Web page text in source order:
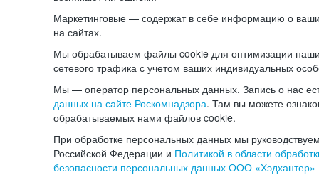
Маркетинговые — содержат в себе информацию о
на сайтах.
Мы обрабатываем файлы cookie для оптимизации
сетевого трафика с учетом ваших индивидуальных
Мы — оператор персональных данных. Запись о нас
данных на сайте Роскомнадзора. Там вы можете
обрабатываемых нами файлов cookie.
При обработке персональных данных мы
Российской Федерации и Политикой в области
безопасности персональных данных ООО «Хэдхантер»